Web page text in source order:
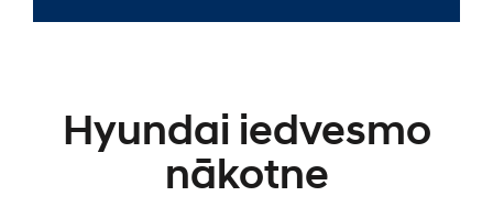
i20
SANTA FE
INSTER
IONIQ 6 N
Hyundai iedvesmo
nākotne